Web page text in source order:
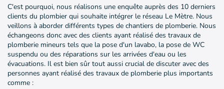
C'est pourquoi, nous réalisons une enquête auprès des 10 derniers
clients du plombier qui souhaite intégrer le réseau Le Mètre. Nous
veillons à aborder différents types de chantiers de plomberie. Nous
échangeons donc avec des clients ayant réalisé des travaux de
plomberie mineurs tels que la pose d'un lavabo, la pose de WC
suspendu ou des réparations sur les arrivées d'eau ou les
évacuations. Il est bien sûr tout aussi crucial de discuter avec des
personnes ayant réalisé des travaux de plomberie plus importants
comme :